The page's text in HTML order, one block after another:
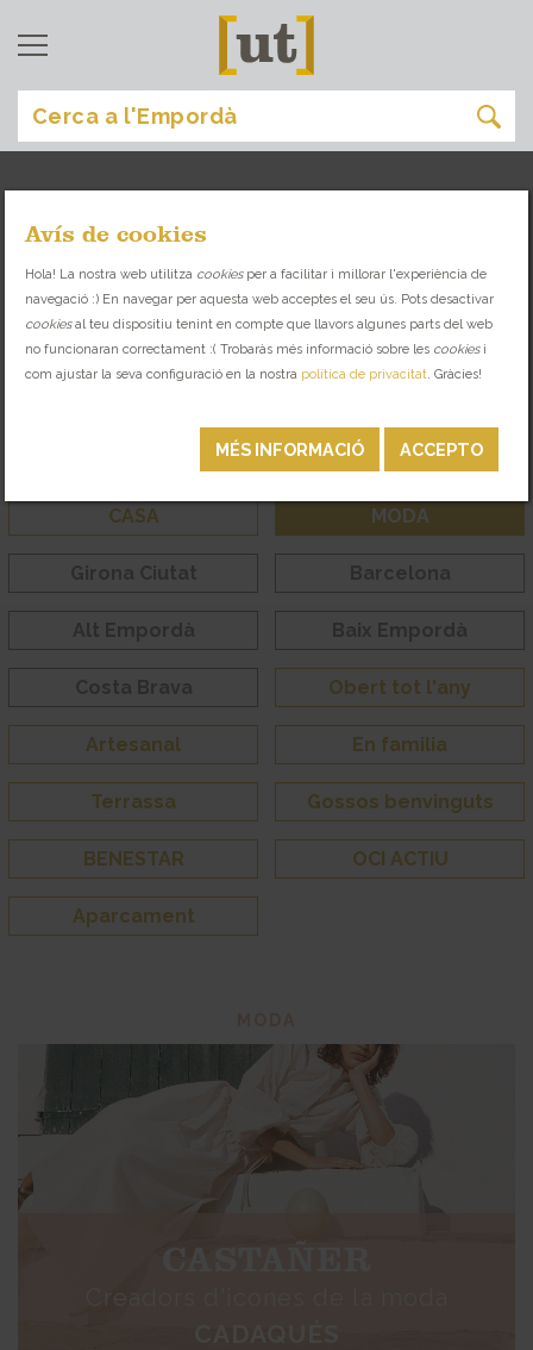
[ comprar]
BOTIGUES I ESPAIS SINGULARS AMB
PRODUCTE LOCAL I SELECCIONAT
BOTIGUES GURMET
CASA MODA
Obert tot l'any
Artesanal En familia
Terrassa Gossos benvinguts
BENESTAR OCI ACTIU
Aparcament
CASTAÑER
CADAQUÉS
ACCEPTO
MÉS INFORMACIÓ
Avís de cookies
Hola! La nostra web utilitza cookiesper a facilitar i millorar l'experiència de
navegació :) En navegar per aquesta web acceptes el seu ús. Pots desactivar
cookiesal teu dispositiu tenint en compte que llavors algunes parts del web
no funcionaran correctament :( Trobaràs més informació sobre les cookiesi
com ajustar la seva configuració en la nostra política de privacitat . Gràcies!